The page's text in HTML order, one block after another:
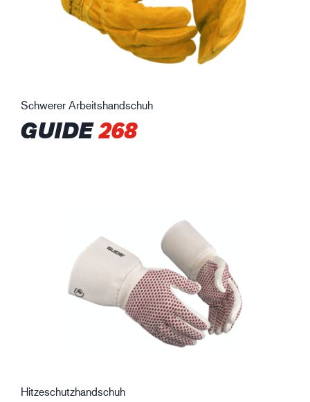
Schwerer Arbeitshandschuh
GUIDE268
Hitzeschutzhandschuh